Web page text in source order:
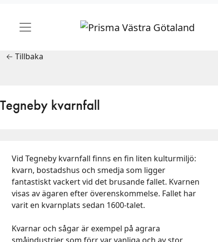
← Tillbaka
Tegneby kvarnfall
Vid Tegneby kvarnfall finns en fin liten kulturmiljö:
kvarn, bostadshus och smedja som ligger
fantastiskt vackert vid det brusande fallet. Kvarnen
visas av ägaren efter överenskommelse. Fallet har
varit en kvarnplats sedan 1600-talet.
Kvarnar och sågar är exempel på agrara